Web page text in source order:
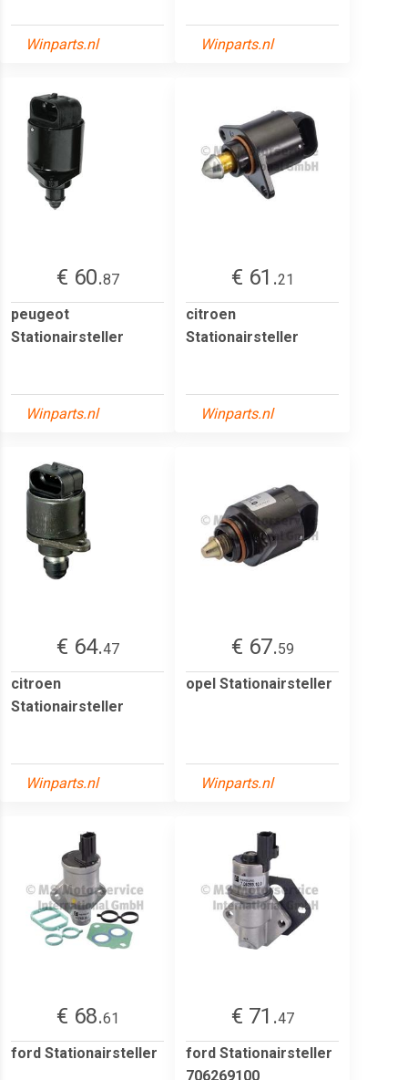
Winparts.nl Winparts.nl
€ 60.87
peugeot
Stationairsteller
Winparts.nl
€ 61.21
citroen
Stationairsteller
Winparts.nl
€ 64.47
citroen
Stationairsteller
Winparts.nl
€ 67.59
opel Stationairsteller
Winparts.nl
€ 68.61
ford Stationairsteller
€ 71.47
ford Stationairsteller
706269100